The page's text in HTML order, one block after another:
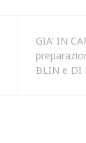
GIA' IN
BLIN e DI